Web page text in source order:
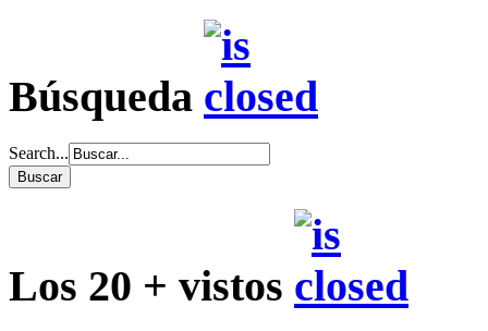
Búsqueda
Search...
Los 20 + vistos